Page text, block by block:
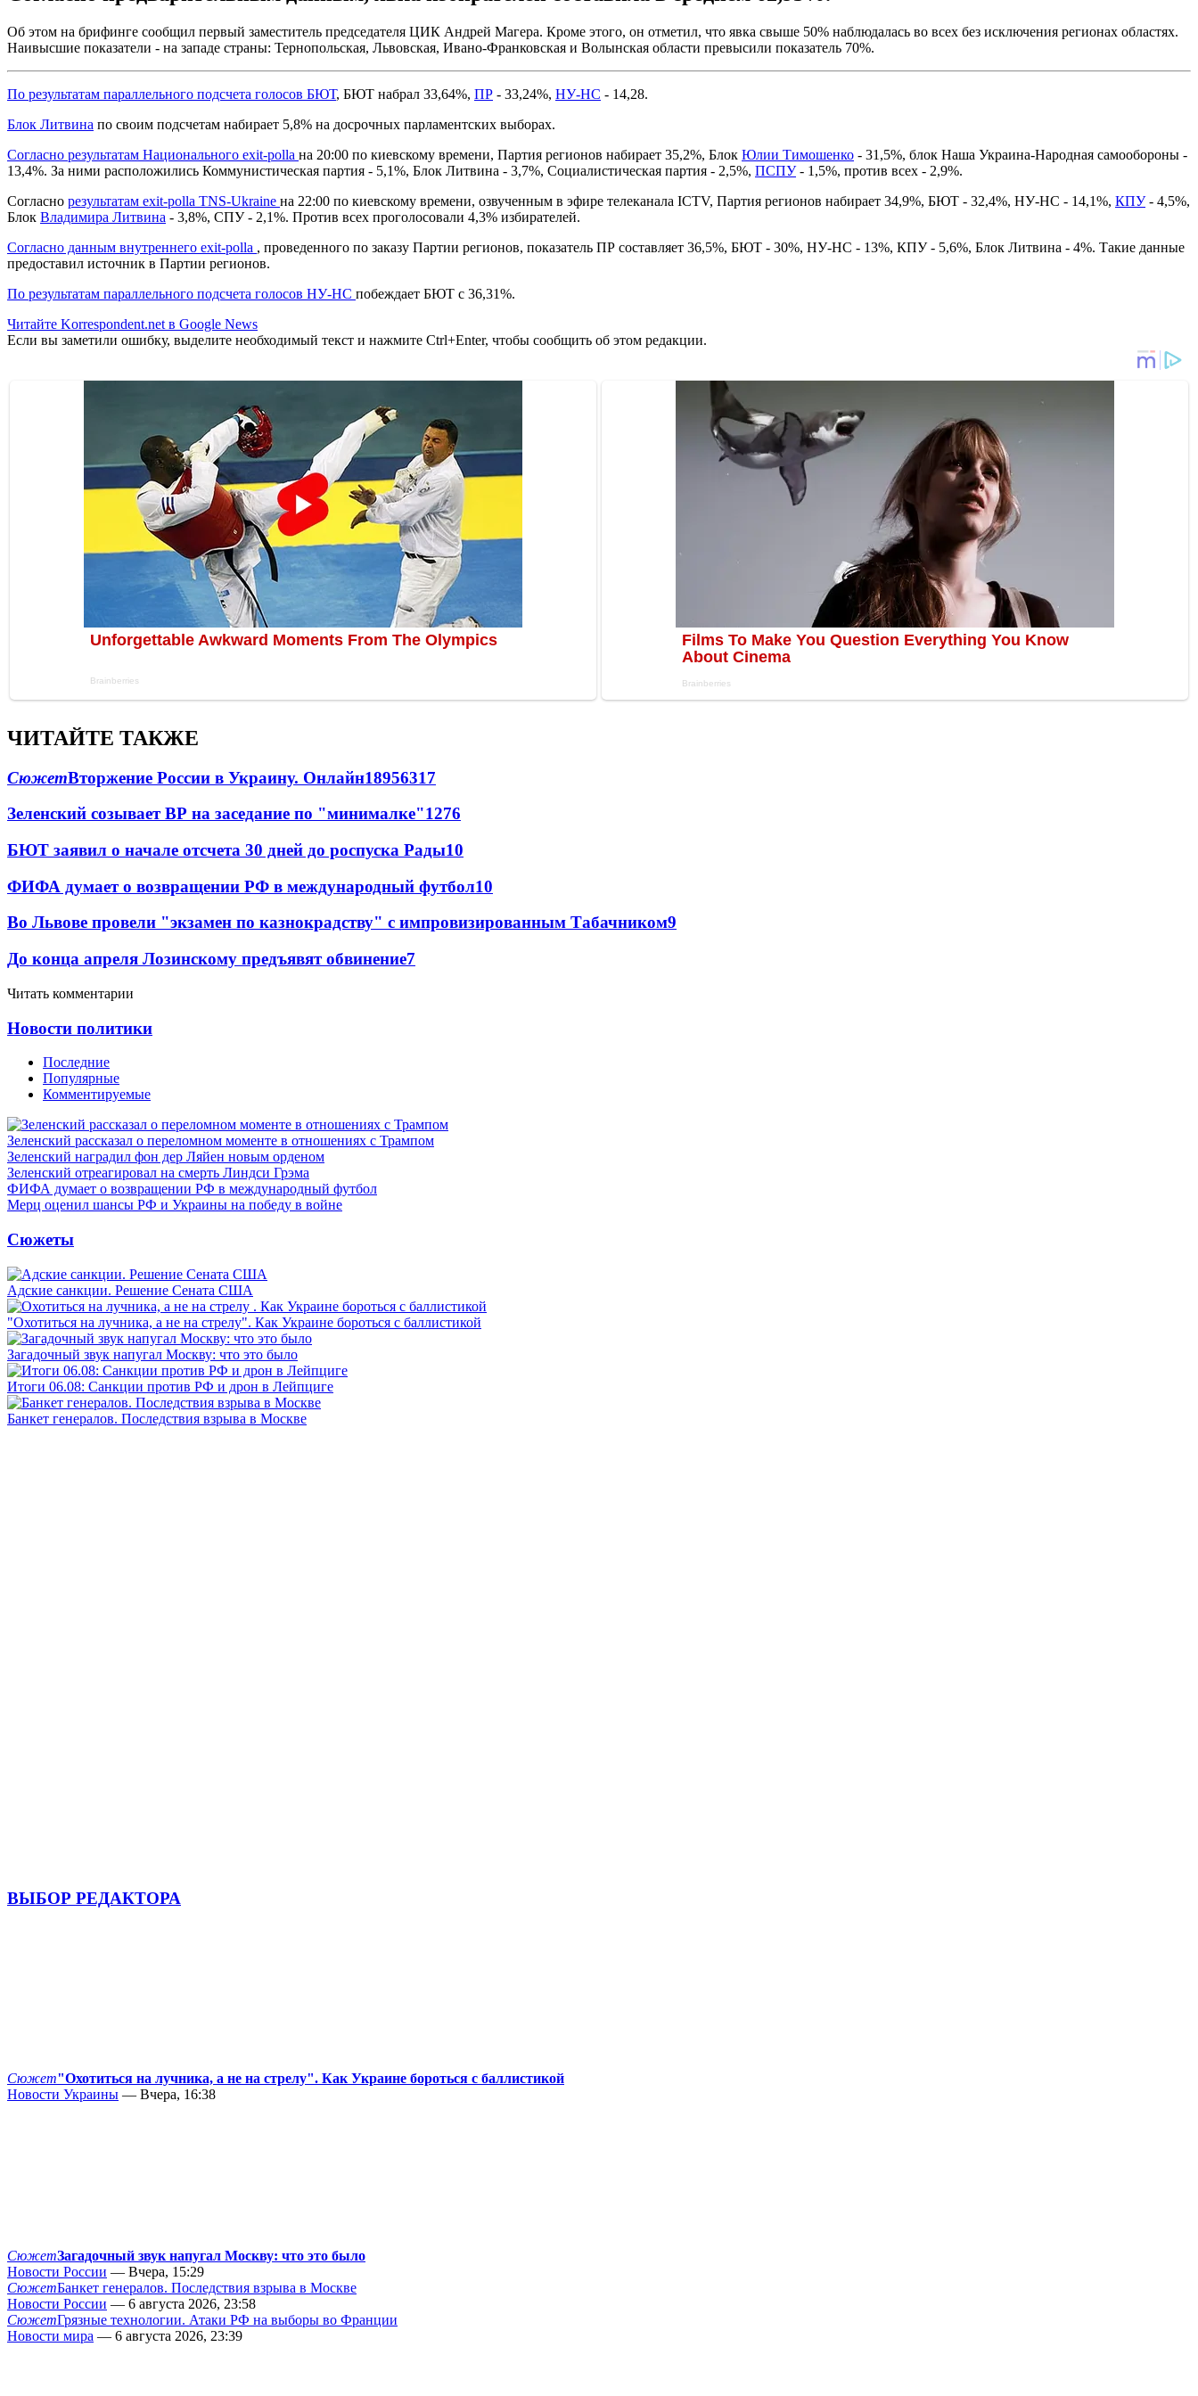
Об этом на брифинге сообщил первый заместитель председателя ЦИК Андрей Магера. Кроме этого, он отметил, что явка свыше 50% наблюдалась во всех без исключения регионах областях.
Наивысшие показатели - на западе страны: Тернопольская, Львовская, Ивано-Франковская и Волынская области превысили показатель 70%.
По результатам параллельного подсчета голосов БЮТ, БЮТ набрал 33,64%, ПР - 33,24%, НУ-НС - 14,28.
Блок Литвина по своим подсчетам набирает 5,8% на досрочных парламентских выборах.
Согласно результатам Национального exit-polla на 20:00 по киевскому времени, Партия регионов набирает 35,2%, Блок Юлии Тимошенко - 31,5%, блок Наша Украина-Народная самообороны -
13,4%. За ними расположились Коммунистическая партия - 5,1%, Блок Литвина - 3,7%, Социалистическая партия - 2,5%, ПСПУ- 1,5%, против всех - 2,9%.
Согласно результатам exit-polla TNS-Ukraine на 22:00 по киевскому времени, озвученным в эфире телеканала ICTV, Партия регионов набирает 34,9%, БЮТ - 32,4%, НУ-НС - 14,1%, КПУ- 4,5%,
Блок Владимира Литвина - 3,8%, СПУ - 2,1%. Против всех проголосовали 4,3% избирателей.
Согласно данным внутреннего exit-polla , проведенного по заказу Партии регионов, показатель ПР составляет 36,5%, БЮТ - 30%, НУ-НС - 13%, КПУ - 5,6%, Блок Литвина - 4%. Такие данные
предоставил источник в Партии регионов.
По результатам параллельного подсчета голосов НУ-НС побеждает БЮТ с 36,31%.
Читайте Korrespondent.net в Google News
Если вы заметили ошибку, выделите необходимый текст и нажмите Ctrl+Enter, чтобы сообщить об этом редакции.
ЧИТАЙТЕ ТАКЖЕ
СюжетВторжение России в Украину. Онлайн18956317
Зеленский созывает ВР на заседание по "минималке"1276
БЮТ заявил о начале отсчета 30 дней до роспуска Рады10
ФИФА думает о возвращении РФ в международный футбол10
Во Львове провели "экзамен по казнокрадству" с импровизированным Табачником9
До конца апреля Лозинскому предъявят обвинение7
Читать комментарии
Новости политики
Последние
Популярные
Комментируемые
Зеленский рассказал о переломном моменте в отношениях с Трампом
Зеленский наградил фон дер Ляйен новым орденом
Зеленский отреагировал на смерть Линдси Грэма
ФИФА думает о возвращении РФ в международный футбол
Мерц оценил шансы РФ и Украины на победу в войне
Сюжеты
Адские санкции. Решение Сената США
"Охотиться на лучника, а не на стрелу". Как Украине бороться с баллистикой
Загадочный звук напугал Москву: что это было
Итоги 06.08: Санкции против РФ и дрон в Лейпциге
Банкет генералов. Последствия взрыва в Москве
ВЫБОР РЕДАКТОРА
Сюжет"Охотиться на лучника, а не на стрелу". Как Украине бороться с баллистикой
Новости Украины — Вчера, 16:38
СюжетЗагадочный звук напугал Москву: что это было
Новости России — Вчера, 15:29
СюжетБанкет генералов. Последствия взрыва в Москве
Новости России — 6 августа 2026, 23:58
СюжетГрязные технологии. Атаки РФ на выборы во Франции
Новости мира — 6 августа 2026, 23:39